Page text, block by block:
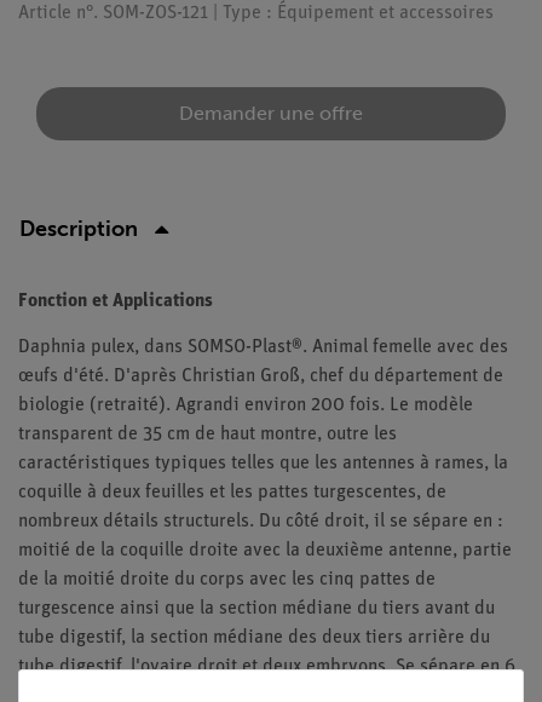
Article n°. SOM-ZOS-121 | Type : Équipement et accessoires
Demander une offre
Description
Fonction et Applications
Daphnia pulex, dans SOMSO-Plast®. Animal femelle avec des
œufs d'été. D'après Christian Groß, chef du département de
biologie (retraité). Agrandi environ 200 fois. Le modèle
transparent de 35 cm de haut montre, outre les
caractéristiques typiques telles que les antennes à rames, la
coquille à deux feuilles et les pattes turgescentes, de
nombreux détails structurels. Du côté droit, il se sépare en :
moitié de la coquille droite avec la deuxième antenne, partie
de la moitié droite du corps avec les cinq pattes de
turgescence ainsi que la section médiane du tiers avant du
tube digestif, la section médiane des deux tiers arrière du
tube digestif, l'ovaire droit et deux embryons. Se sépare en 6